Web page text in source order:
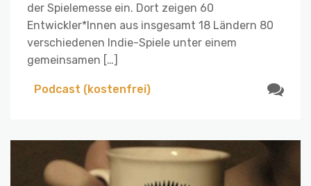
der Spielemesse ein. Dort zeigen 60
Entwickler*Innen aus insgesamt 18 Ländern 80
verschiedenen Indie-Spiele unter einem
gemeinsamen […]
Podcast (kostenfrei)